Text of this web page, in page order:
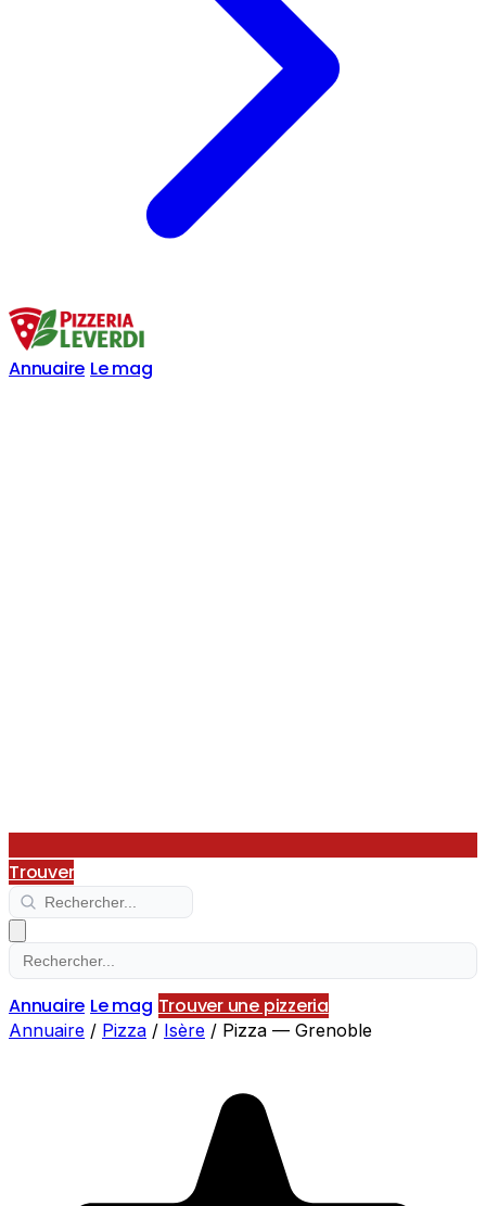
Annuaire Le mag
Trouver
Annuaire Le mag Trouver une pizzeria
Annuaire / Pizza / Isère / Pizza — Grenoble